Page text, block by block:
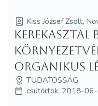
Kiss József Zsolt,
Kerekasztal
organikus
TUDATOSSÁG
csütörtök, 2018-